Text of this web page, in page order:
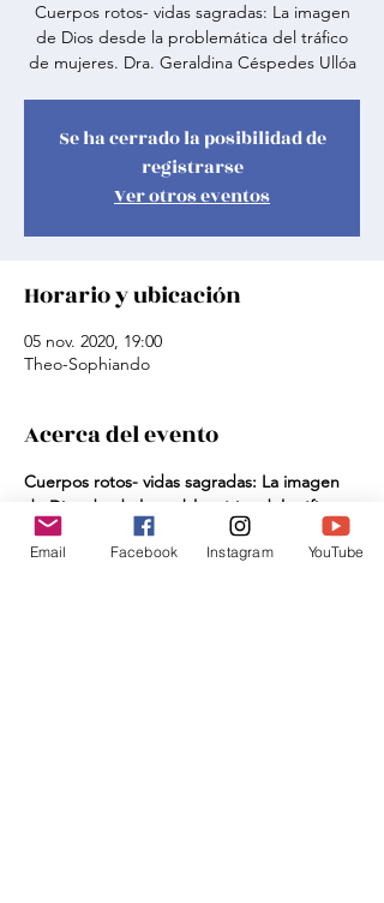
Cuerpos rotos- vidas sagradas: La imagen
de Dios desde la problemática del tráfico
de mujeres. Dra. Geraldina Céspedes Ullóa
Se ha cerrado la posibilidad de
registrarse
Ver otros eventos
Horario y ubicación
05 nov. 2020, 19:00
Theo-Sophiando
Acerca del evento
Cuerpos rotos- vidas sagradas: La imagen
de Dios desde la problemática del tráfico
de mujeres
Email Facebook Instagram YouTube